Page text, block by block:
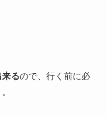
るので、行く前に必